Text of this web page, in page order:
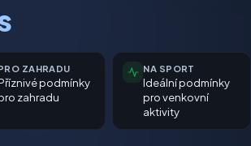
ZAHRADU
podmínky
zahradu
NA SPORT
Ideální podmínky
pro venkovní
aktivity